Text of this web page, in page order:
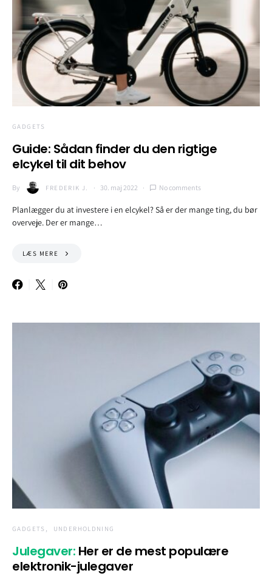
GADGETS
Guide: Sådan finder du den rigtige
elcykel til dit behov
By FREDERIK J. 30. maj 2022 No comments
Planlægger du at investere i en elcykel? Så er der mange ting, du bør
overveje. Der er mange…
LÆS MERE
GADGETS UNDERHOLDNING
Julegaver: Her er de mest populære
elektronik-julegaver